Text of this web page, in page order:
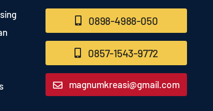
0898-4988-050
0857-1543-9772
magnumkreasi@gmail.com